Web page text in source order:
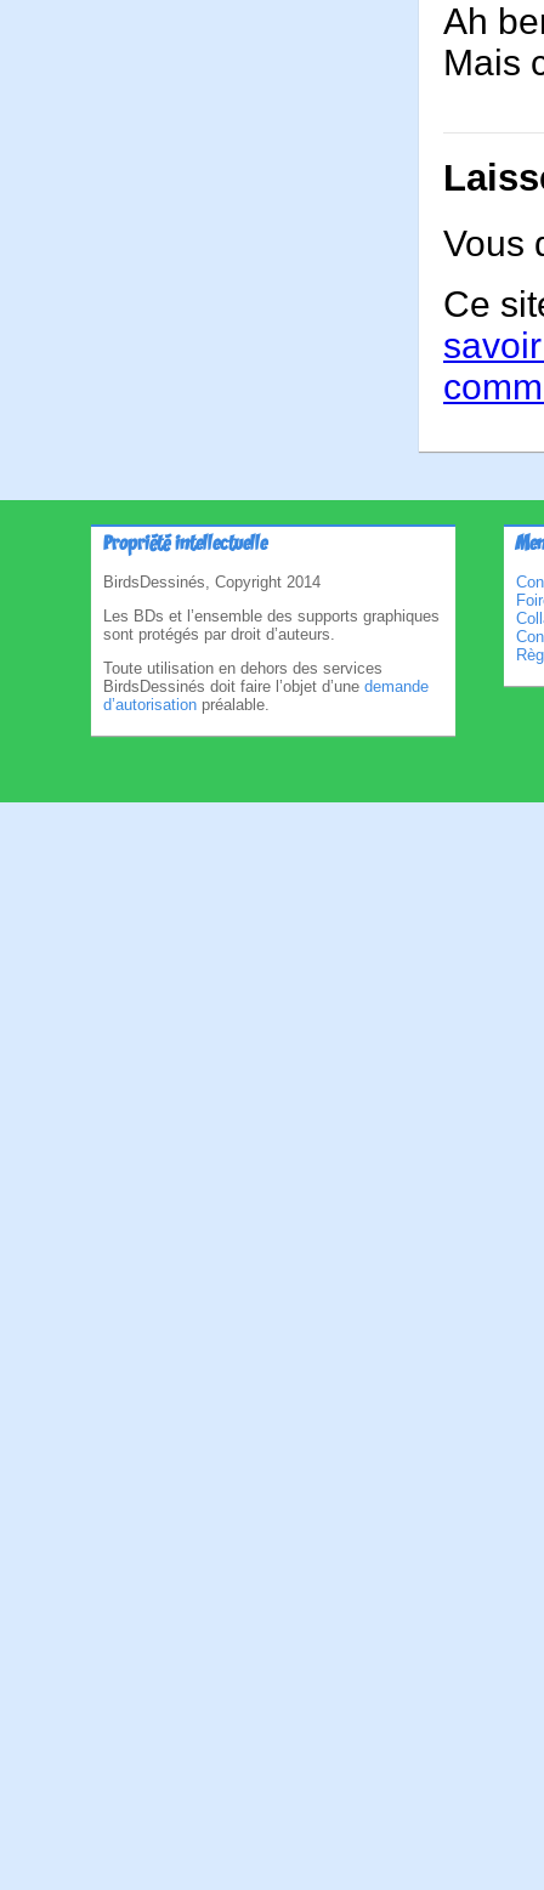
Ah
Mais
Vous
Ce
Propriété intellectuelle
BirdsDessinés, Copyright 2014
Les BDs et l’ensemble des supports graphiques
sont protégés par droit d’auteurs.
Toute utilisation en dehors des services
BirdsDessinés doit faire l’objet d’une demande
d’autorisation préalable.